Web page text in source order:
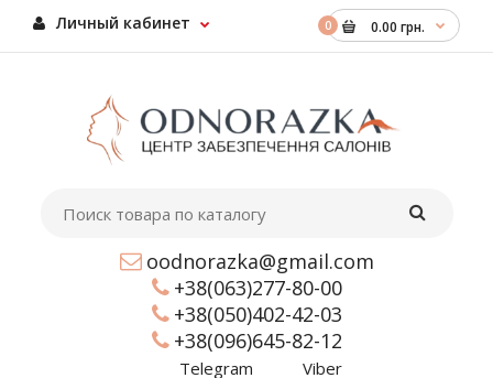
0 0.00 грн.
Личный кабинет
oodnorazka@gmail.com
+38(063)277-80-00
+38(050)402-42-03
+38(096)645-82-12
Telegram Viber